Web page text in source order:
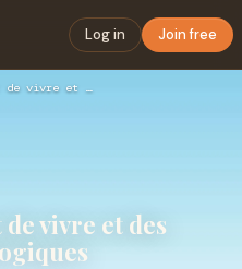
Log in Join free
Confluences de l’art de vivre et des révolutions technologiq…
vivre et des